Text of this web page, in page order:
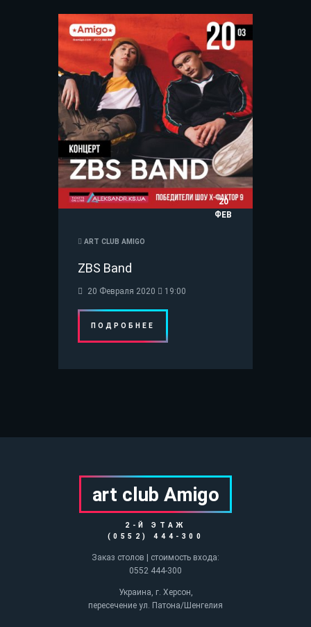
20
ФЕВ
ART CLUB АMIGO
ZBS Band
20 Февраля 2020 19:00
ПОДРОБНЕЕ
Украина, г. Херсон,
пересечение ул. Патона/Шенгелия
art club Аmigo
2-Й ЭТАЖ
(0552) 444-300
Заказ столов | стоимость входа:
0552 444-300